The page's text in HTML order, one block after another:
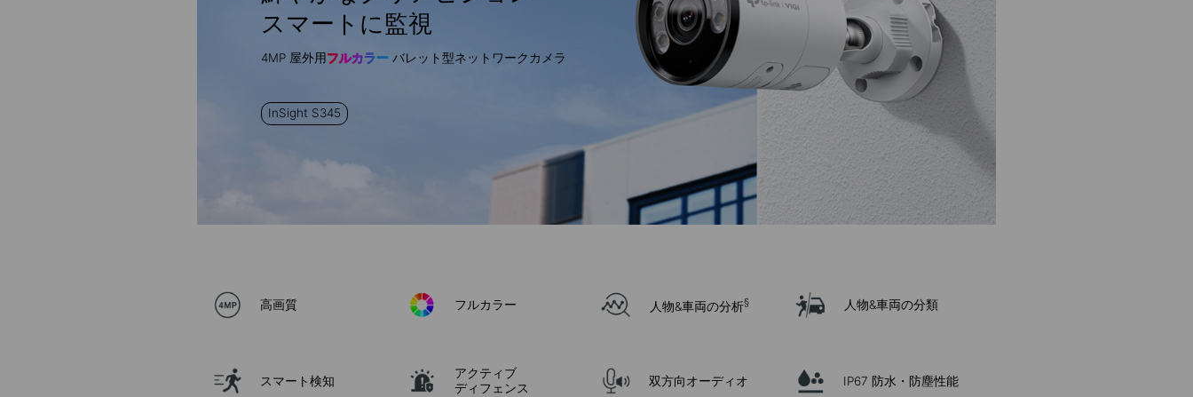
スマートに監視
4MP 屋外用フルカラー バレット型ネットワークカメラ
InSight S345
高画質 フルカラー 人物&車両の分析§ 人物&車両の分類
スマート検知
アクティブ
ディフェンス
双方向オーディオ IP67 防水・防塵性能